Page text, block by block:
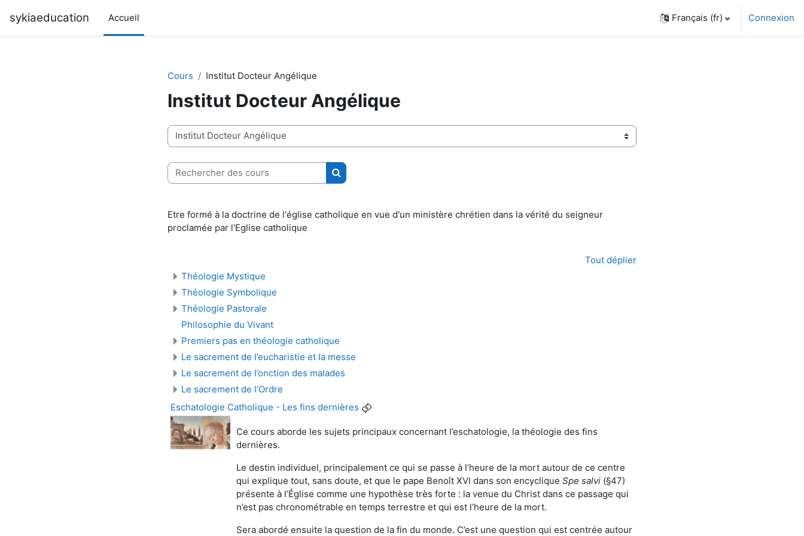
sykiaeducation Accueil Français ‎(fr)‎ Connexion
Cours Institut Docteur Angélique
Institut Docteur Angélique
Catégories de cours
Rechercher des cours
Rechercher des cours
Etre formé à la doctrine de l'église catholique en vue d'un ministère chrétien dans la vérité du seigneur
proclamée par l'Eglise catholique
Tout déplier
Théologie Mystique
Théologie Symbolique
Théologie Pastorale
Philosophie du Vivant
Premiers pas en théologie catholique
Le sacrement de l’eucharistie et la messe
Le sacrement de l’onction des malades
Le sacrement de l’Ordre
Eschatologie Catholique - Les fins dernières
Ce cours aborde les sujets principaux concernant l’eschatologie, la théologie des fins
dernières.
Le destin individuel, principalement ce qui se passe à l’heure de la mort autour de ce centre
qui explique tout, sans doute, et que le pape Benoît XVI dans son encyclique Spe salvi (§47)
présente à l’Église comme une hypothèse très forte : la venue du Christ dans ce passage qui
n’est pas chronométrable en temps terrestre et qui est l’heure de la mort.
Sera abordé ensuite la question de la fin du monde. C’est une question qui est centrée autour